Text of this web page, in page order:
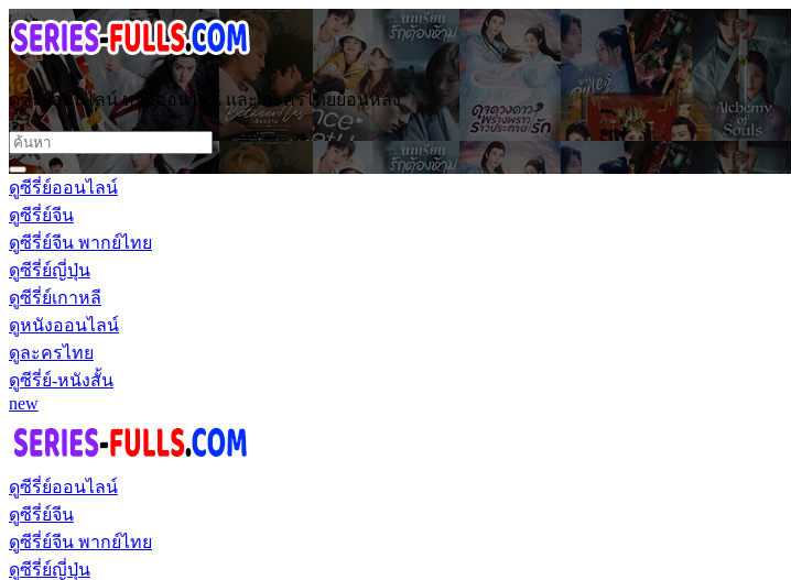
ดูซีรี่ย์ออนไลน์ หนังออนไลน์ และ ละครไทยย้อนหลัง
ดูซีรี่ย์ออนไลน์
ดูซีรี่ย์จีน
ดูซีรี่ย์จีน พากย์ไทย
ดูซีรี่ย์ญี่ปุ่น
ดูซีรี่ย์เกาหลี
ดูหนังออนไลน์
ดูละครไทย
ดูซีรี่ย์-หนังสั้น
new
ดูซีรี่ย์ออนไลน์
ดูซีรี่ย์จีน
ดูซีรี่ย์จีน พากย์ไทย
ดูซีรี่ย์ญี่ปุ่น